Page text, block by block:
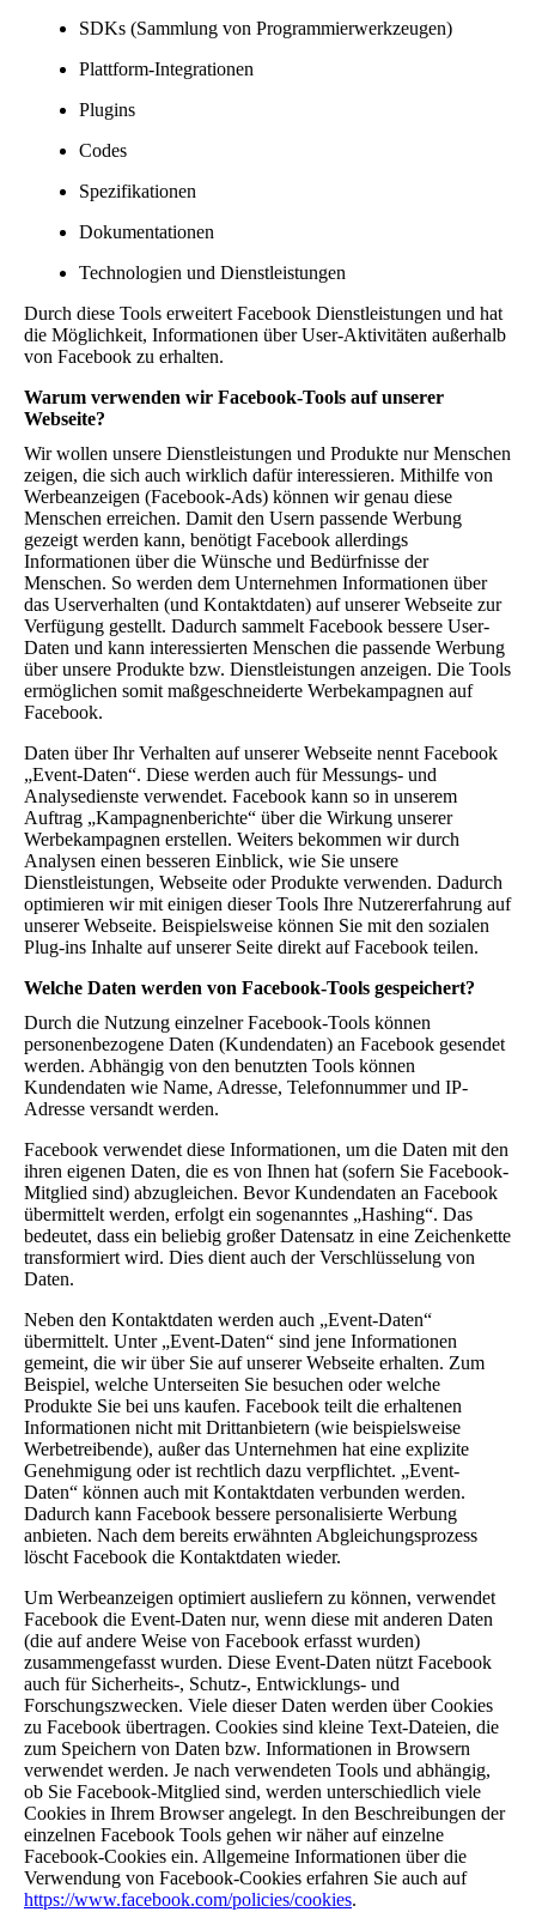
SDKs (Sammlung von Programmierwerkzeugen)
Plattform-Integrationen
Plugins
Codes
Spezifikationen
Dokumentationen
Technologien und Dienstleistungen
Durch diese Tools erweitert Facebook Dienstleistungen und hat
die Möglichkeit, Informationen über User-Aktivitäten außerhalb
von Facebook zu erhalten.
Warum verwenden wir Facebook-Tools auf unserer
Webseite?
Wir wollen unsere Dienstleistungen und Produkte nur Menschen
zeigen, die sich auch wirklich dafür interessieren. Mithilfe von
Werbeanzeigen (Facebook-Ads) können wir genau diese
Menschen erreichen. Damit den Usern passende Werbung
gezeigt werden kann, benötigt Facebook allerdings
Informationen über die Wünsche und Bedürfnisse der
Menschen. So werden dem Unternehmen Informationen über
das Userverhalten (und Kontaktdaten) auf unserer Webseite zur
Verfügung gestellt. Dadurch sammelt Facebook bessere User-
Daten und kann interessierten Menschen die passende Werbung
über unsere Produkte bzw. Dienstleistungen anzeigen. Die Tools
ermöglichen somit maßgeschneiderte Werbekampagnen auf
Facebook.
Daten über Ihr Verhalten auf unserer Webseite nennt Facebook
„Event-Daten“. Diese werden auch für Messungs- und
Analysedienste verwendet. Facebook kann so in unserem
Auftrag „Kampagnenberichte“ über die Wirkung unserer
Werbekampagnen erstellen. Weiters bekommen wir durch
Analysen einen besseren Einblick, wie Sie unsere
Dienstleistungen, Webseite oder Produkte verwenden. Dadurch
optimieren wir mit einigen dieser Tools Ihre Nutzererfahrung auf
unserer Webseite. Beispielsweise können Sie mit den sozialen
Plug-ins Inhalte auf unserer Seite direkt auf Facebook teilen.
Welche Daten werden von Facebook-Tools gespeichert?
Durch die Nutzung einzelner Facebook-Tools können
personenbezogene Daten (Kundendaten) an Facebook gesendet
werden. Abhängig von den benutzten Tools können
Kundendaten wie Name, Adresse, Telefonnummer und IP-
Adresse versandt werden.
Facebook verwendet diese Informationen, um die Daten mit den
ihren eigenen Daten, die es von Ihnen hat (sofern Sie Facebook-
Mitglied sind) abzugleichen. Bevor Kundendaten an Facebook
übermittelt werden, erfolgt ein sogenanntes „Hashing“. Das
bedeutet, dass ein beliebig großer Datensatz in eine Zeichenkette
transformiert wird. Dies dient auch der Verschlüsselung von
Daten.
Neben den Kontaktdaten werden auch „Event-Daten“
übermittelt. Unter „Event-Daten“ sind jene Informationen
gemeint, die wir über Sie auf unserer Webseite erhalten. Zum
Beispiel, welche Unterseiten Sie besuchen oder welche
Produkte Sie bei uns kaufen. Facebook teilt die erhaltenen
Informationen nicht mit Drittanbietern (wie beispielsweise
Werbetreibende), außer das Unternehmen hat eine explizite
Genehmigung oder ist rechtlich dazu verpflichtet. „Event-
Daten“ können auch mit Kontaktdaten verbunden werden.
Dadurch kann Facebook bessere personalisierte Werbung
anbieten. Nach dem bereits erwähnten Abgleichungsprozess
löscht Facebook die Kontaktdaten wieder.
Um Werbeanzeigen optimiert ausliefern zu können, verwendet
Facebook die Event-Daten nur, wenn diese mit anderen Daten
(die auf andere Weise von Facebook erfasst wurden)
zusammengefasst wurden. Diese Event-Daten nützt Facebook
auch für Sicherheits-, Schutz-, Entwicklungs- und
Forschungszwecken. Viele dieser Daten werden über Cookies
zu Facebook übertragen. Cookies sind kleine Text-Dateien, die
zum Speichern von Daten bzw. Informationen in Browsern
verwendet werden. Je nach verwendeten Tools und abhängig,
ob Sie Facebook-Mitglied sind, werden unterschiedlich viele
Cookies in Ihrem Browser angelegt. In den Beschreibungen der
einzelnen Facebook Tools gehen wir näher auf einzelne
Facebook-Cookies ein. Allgemeine Informationen über die
Verwendung von Facebook-Cookies erfahren Sie auch auf
https://www.facebook.com/policies/cookies.